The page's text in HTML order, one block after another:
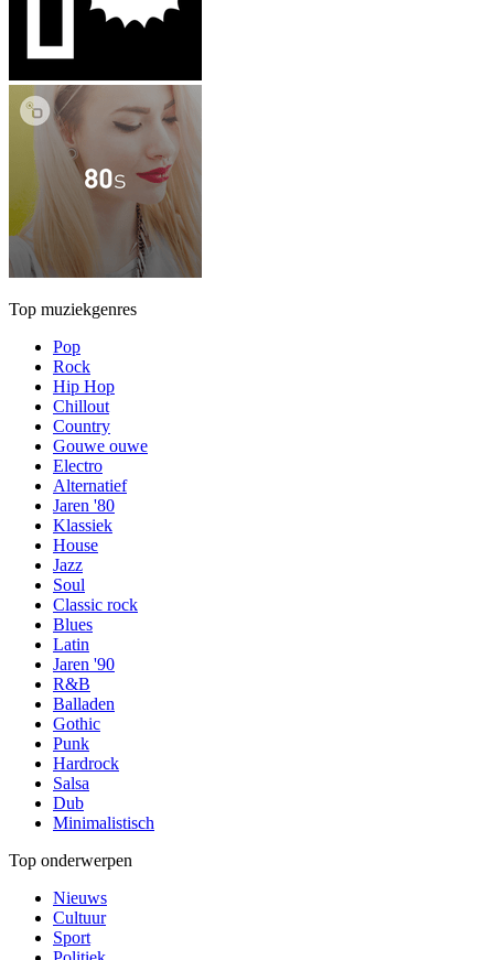
Top muziekgenres
Pop
Rock
Hip Hop
Chillout
Country
Gouwe ouwe
Electro
Alternatief
Jaren '80
Klassiek
House
Jazz
Soul
Classic rock
Blues
Latin
Jaren '90
R&B
Balladen
Gothic
Punk
Hardrock
Salsa
Dub
Minimalistisch
Top onderwerpen
Nieuws
Cultuur
Sport